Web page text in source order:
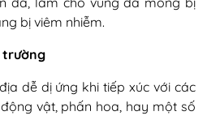
bị viêm nhiễm.
trường
dễ dị ứng khi tiếp xúc với các
vật, phấn hoa, hay một số